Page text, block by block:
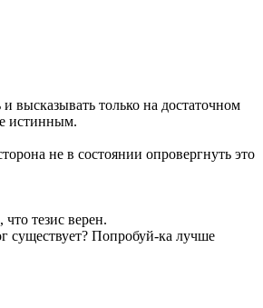
только на достаточном
истинным.
не в состоянии опровергнуть это
тезис верен.
существует? Попробуй-ка лучше